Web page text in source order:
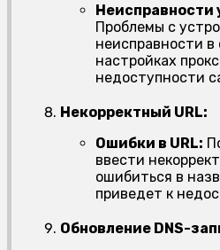
Неисправности
Проблемы с
неисправности в
настройках
недоступности
Некорректный URL:
Ошибки в URL:
ввести
ошибиться в
приведет к
Обновление DNS-